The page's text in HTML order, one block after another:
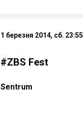
1 березня 2014, сб. 23:55
#ZBS Fest
Sentrum